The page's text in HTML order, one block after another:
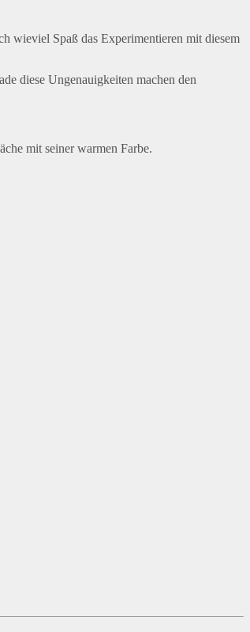
wieviel Spaß das Experimentieren mit diesem
diese Ungenauigkeiten machen den
mit seiner warmen Farbe.